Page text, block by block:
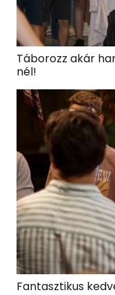
Táborozz akár
nél!
Fantasztikus